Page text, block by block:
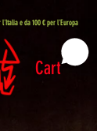
e da 100 € per l'Europa
Cart